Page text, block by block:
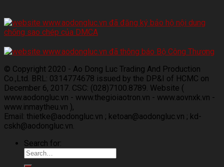
© Copyright 2020 - Ao Dong Luc Trading And Production
Co.,Ltd. BRL: 0314774678 issued by the DP&I of HCMC on
December 6, 2017. CSC: (028)7100.8789. Website (
www.aodongluc.vn - www.thegioiaotron.vn - www.aovnxk.vn -
www.inmaytheu.vn ),
Email: thietke@aodongluc.vn ; ketoan@aodongluc.vn ; kd-
cskh@aodongluc.vn.
Search for: